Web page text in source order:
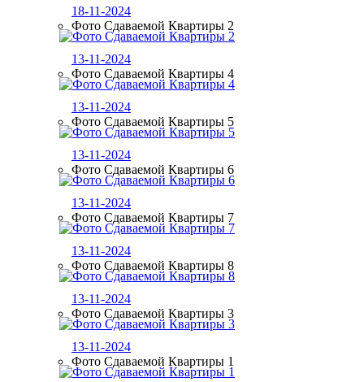
18-11-2024
Фото Сдаваемой Квартиры 2
13-11-2024
Фото Сдаваемой Квартиры 4
13-11-2024
Фото Сдаваемой Квартиры 5
13-11-2024
Фото Сдаваемой Квартиры 6
13-11-2024
Фото Сдаваемой Квартиры 7
13-11-2024
Фото Сдаваемой Квартиры 8
13-11-2024
Фото Сдаваемой Квартиры 3
13-11-2024
Фото Сдаваемой Квартиры 1